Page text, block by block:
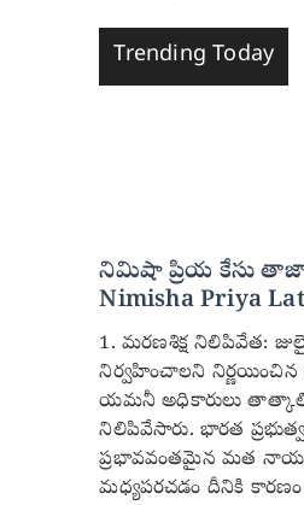
Trending Today
నిమిషా ప్రియ కేసు తాజా
Nimisha Priya
1. మరణశిక్ష నిలిపివేత:
నిర్వహించాలని నిర్ణయించిన
యమనీ అధికారులు
నిలిపివేసారు. భారత
ప్రభావవంతమైన మత
మధ్యపరచడం దీనికి కారణం